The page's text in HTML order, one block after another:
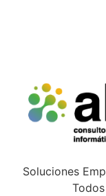
Soluciones